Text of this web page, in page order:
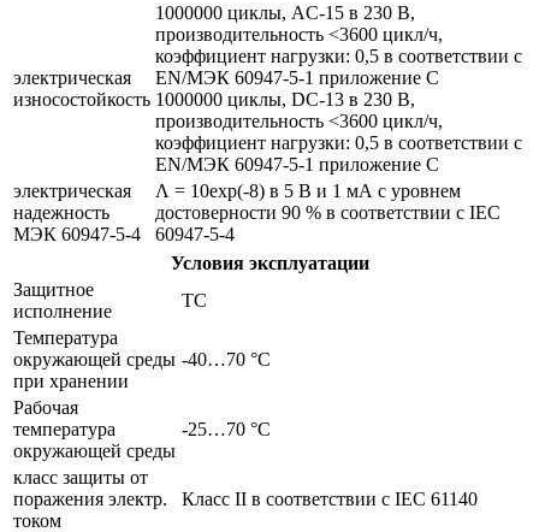
электрическая
износостойкость
1000000 циклы, AC-15 в 230 В,
производительность <3600 цикл/ч,
коэффициент нагрузки: 0,5 в соответствии с
EN/МЭК 60947-5-1 приложение С
1000000 циклы, DC-13 в 230 В,
производительность <3600 цикл/ч,
коэффициент нагрузки: 0,5 в соответствии с
EN/МЭК 60947-5-1 приложение С
электрическая
надежность
МЭК 60947-5-4
Λ = 10exp(-8) в 5 В и 1 мА с уровнем
достоверности 90 % в соответствии с IEC
60947-5-4
Условия эксплуатации
Защитное
исполнение
TC
Температура
окружающей среды
при хранении
-40…70 °C
Рабочая
температура
окружающей среды
-25…70 °C
класс защиты от
поражения электр.
током
Класс II в соответствии с IEC 61140